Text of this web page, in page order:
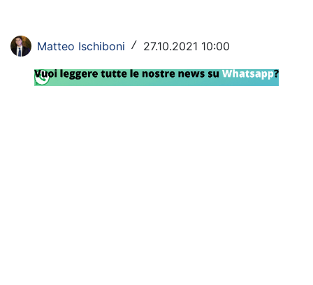
Rassegna Lazio
Social
Matteo Ischiboni / 27.10.2021 10:00